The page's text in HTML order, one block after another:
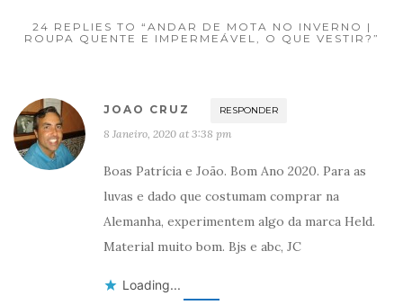
24 REPLIES TO “ANDAR DE MOTA NO INVERNO |
ROUPA QUENTE E IMPERMEÁVEL, O QUE VESTIR?”
JOAO CRUZ RESPONDER
8 Janeiro, 2020 at 3:38 pm
Boas Patrícia e João. Bom Ano 2020. Para as
luvas e dado que costumam comprar na
Alemanha, experimentem algo da marca Held.
Material muito bom. Bjs e abc, JC
Loading...